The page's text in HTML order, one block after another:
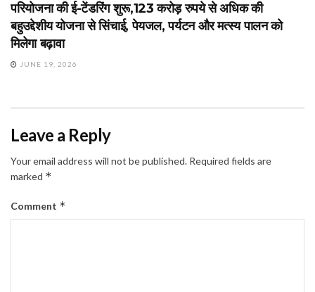
परियोजना की ई-टेंडरिंग शुरू,123 करोड़ रुपये से अधिक की
बहुउद्देशीय योजना से सिंचाई, पेयजल, पर्यटन और मत्स्य पालन को
मिलेगा बढ़ावा
JUNE 19, 2026
Leave a Reply
Your email address will not be published. Required fields are
marked *
Comment *